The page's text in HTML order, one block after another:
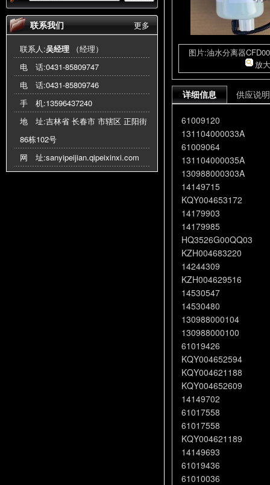
更多
联系我们
联系人:吴经理 （经理）
电 话:0431-85809747
电 话:0431-85809746
手 机:13596437240
地 址:吉林省 长春市 市辖区 正阳街
86栋102号
网 址:sanyipeijian.qipeixinxi.com
图片:油水分离器
放
详细信息 供应说明
61009120
131104000033A
61009064
131104000035A
130988000303A
14149715
KQY004653172
14179903
14179985
HQ3526G00QQ03
KZH004683220
14244309
KZH004629516
14530547
14530480
130988000104
130988000100
61019426
KQY004652594
KQY004621188
KQY004652609
14149702
61017558
61017558
KQY004621189
14149693
61019436
61010036